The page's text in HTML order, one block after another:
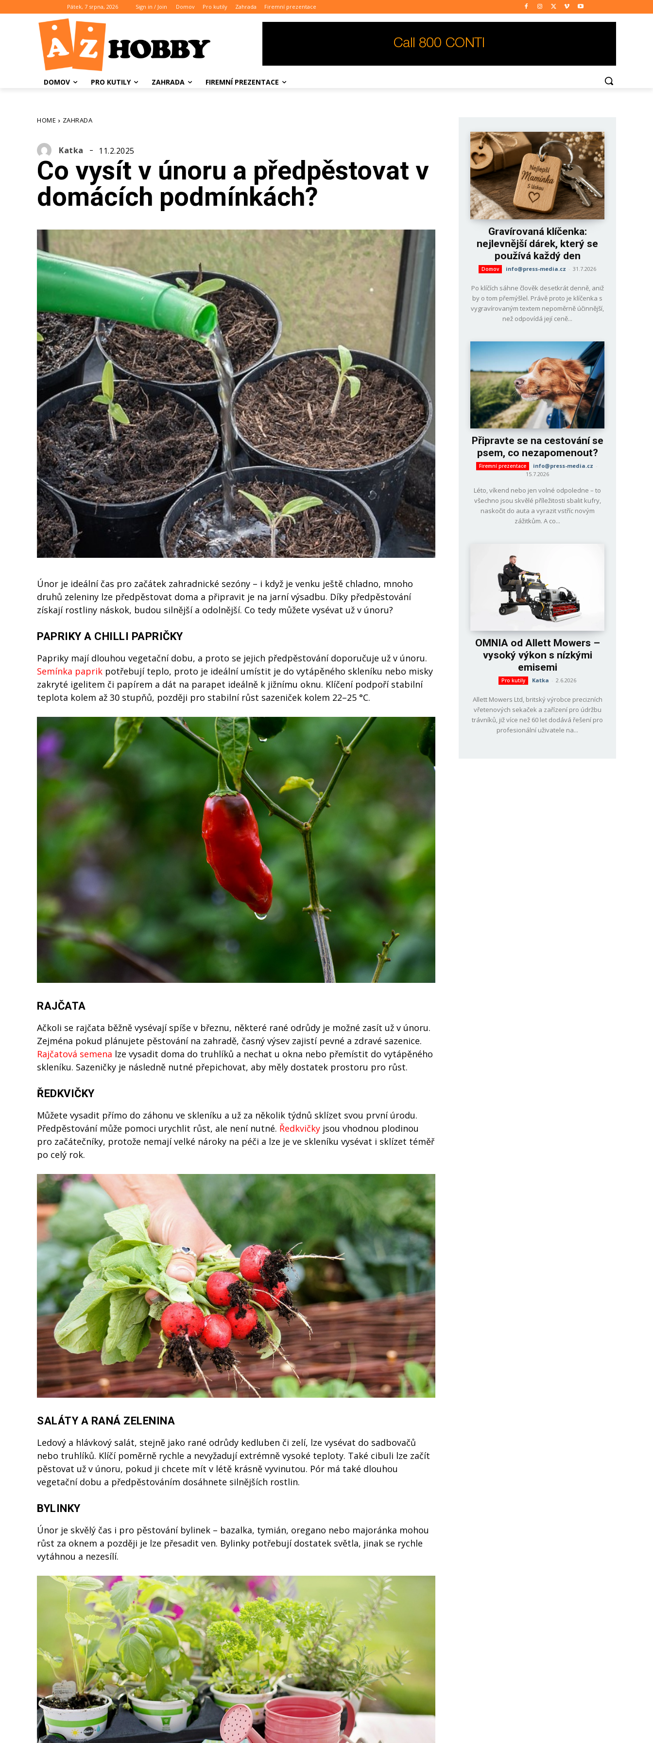
Pátek, 7 srpna, 2026 Sign in / Join Domov Pro kutily Zahrada Firemní prezentace
DOMOV PRO KUTILY ZAHRADA FIREMNÍ PREZENTACE
HOME ZAHRADA
Katka 11.2.2025
Co vysít v únoru a předpěstovat v
domácích podmínkách?
Únor je ideální čas pro začátek zahradnické sezóny – i když je venku ještě chladno, mnoho
druhů zeleniny lze předpěstovat doma a připravit je na jarní výsadbu. Díky předpěstování
získají rostliny náskok, budou silnější a odolnější. Co tedy můžete vysévat už v únoru?
PAPRIKY A CHILLI PAPRIČKY
Papriky mají dlouhou vegetační dobu, a proto se jejich předpěstování doporučuje už v únoru.
Semínka paprik potřebují teplo, proto je ideální umístit je do vytápěného skleníku nebo misky
zakryté igelitem či papírem a dát na parapet ideálně k jižnímu oknu. Klíčení podpoří stabilní
teplota kolem až 30 stupňů, později pro stabilní růst sazeniček kolem 22–25 °C.
RAJČATA
Ačkoli se rajčata běžně vysévají spíše v březnu, některé rané odrůdy je možné zasít už v únoru.
Zejména pokud plánujete pěstování na zahradě, časný výsev zajistí pevné a zdravé sazenice.
Rajčatová semena lze vysadit doma do truhlíků a nechat u okna nebo přemístit do vytápěného
skleníku. Sazeničky je následně nutné přepichovat, aby měly dostatek prostoru pro růst.
ŘEDKVIČKY
Můžete vysadit přímo do záhonu ve skleníku a už za několik týdnů sklízet svou první úrodu.
Předpěstování může pomoci urychlit růst, ale není nutné. Ředkvičky jsou vhodnou plodinou
pro začátečníky, protože nemají velké nároky na péči a lze je ve skleníku vysévat i sklízet téměř
po celý rok.
SALÁTY A RANÁ ZELENINA
Ledový a hlávkový salát, stejně jako rané odrůdy kedluben či zelí, lze vysévat do sadbovačů
nebo truhlíků. Klíčí poměrně rychle a nevyžadují extrémně vysoké teploty. Také cibuli lze začít
pěstovat už v únoru, pokud ji chcete mít v létě krásně vyvinutou. Pór má také dlouhou
vegetační dobu a předpěstováním dosáhnete silnějších rostlin.
BYLINKY
Únor je skvělý čas i pro pěstování bylinek – bazalka, tymián, oregano nebo majoránka mohou
růst za oknem a později je lze přesadit ven. Bylinky potřebují dostatek světla, jinak se rychle
vytáhnou a nezesílí.
Gravírovaná klíčenka:
nejlevnější dárek, který se
používá každý den
Domov info@press-media.cz - 31.7.2026
Po klíčích sáhne člověk desetkrát denně, aniž
by o tom přemýšlel. Právě proto je klíčenka s
vygravírovaným textem nepoměrně účinnější,
než odpovídá její ceně...
Připravte se na cestování se
psem, co nezapomenout?
Firemní prezentace info@press-media.cz -
15.7.2026
Léto, víkend nebo jen volné odpoledne – to
všechno jsou skvělé příležitosti sbalit kufry,
naskočit do auta a vyrazit vstříc novým
zážitkům. A co...
OMNIA od Allett Mowers –
vysoký výkon s nízkými
emisemi
Pro kutily Katka - 2.6.2026
Allett Mowers Ltd, britský výrobce precizních
vřetenových sekaček a zařízení pro údržbu
trávníků, již více než 60 let dodává řešení pro
profesionální uživatele na...